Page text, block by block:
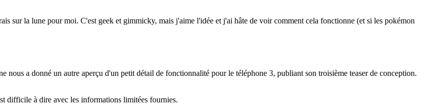
sur la lune pour moi. C'est geek et gimmicky, mais j'aime l'idée et j'ai hâte de voir comment cela fonctionne (et si les pokémon
nous a donné un autre aperçu d'un petit détail de fonctionnalité pour le téléphone 3, publiant son troisième teaser de conception.
difficile à dire avec les informations limitées fournies.